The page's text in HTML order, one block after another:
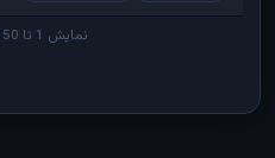
نمایش 1 تا 50 از 621 ردیف